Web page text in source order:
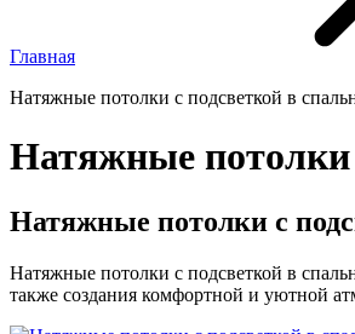
Главная
Натяжные потолки с подсветкой в
Натяжные потолки
Натяжные потолки с
Натяжные потолки с подсветкой в
также создания комфортной и уютной